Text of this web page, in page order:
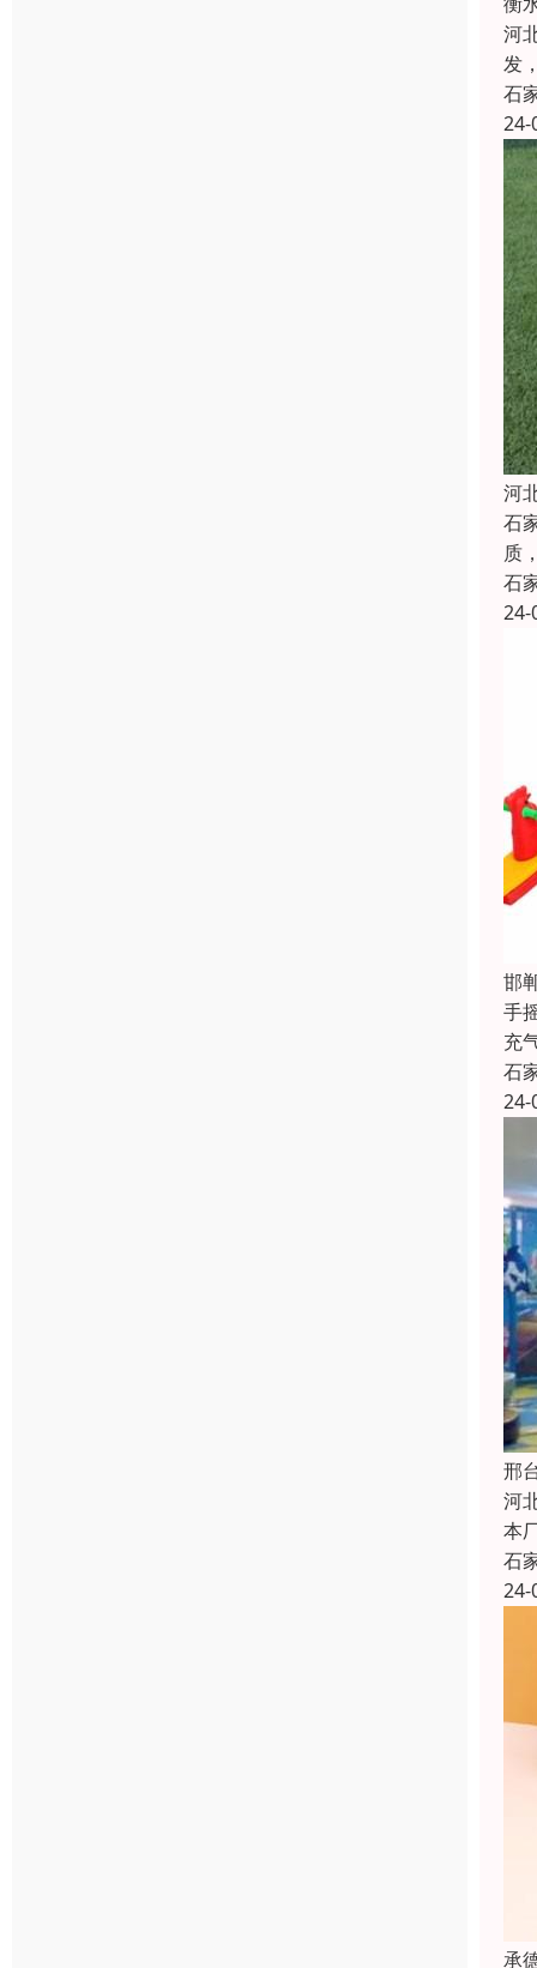
河
发
石
24-
河
石
质
石
24-
邯
手
充
石
24-
邢
河
本
石
24-
承